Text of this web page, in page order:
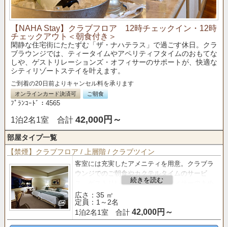
【NAHA Stay】クラブフロア 12時チェックイン・12時
チェックアウト＜朝食付き＞
閑静な住宅街にたたずむ「ザ・ナハテラス」で過ごす休日。クラ
ブラウンジでは、ティータイムやアペリティフタイムのおもてな
しや、ゲストリレーションズ・オフィサーのサポートが、快適な
シティリゾートステイを叶えます。
ご到着の20日前よりキャンセル料を承ります
オンラインカード決済可 ご朝食
ﾌﾟﾗﾝｺｰﾄﾞ：4565
1泊2名1室 合計 42,000円～
部屋タイプ一覧
【禁煙】クラブフロア / 上層階 / クラブツイン
客室には充実したアメニティを用意。クラブラ
ウンジでのご朝食やカクテルタイムのサービ
ス。ゲストリレーションズ・オフィサーのきめ
細やかなサービスがご滞在をより快適なものに
いたします。
■専用ラウンジのご案内（営業時間 8：00～19：
広さ：35 ㎡
定員：1～2名
1泊2名1室 合計 42,000円～